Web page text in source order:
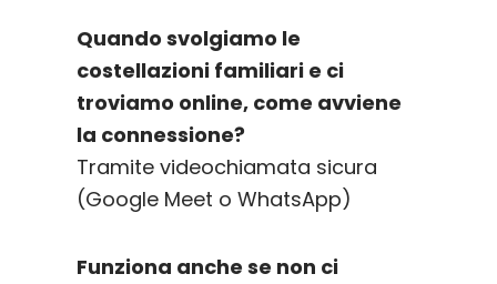
Quando svolgiamo le
costellazioni familiari e ci
troviamo online, come avviene
la connessione?
Tramite videochiamata sicura
(Google Meet o WhatsApp)
Funziona anche se non ci